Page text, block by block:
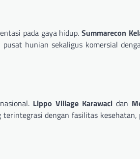
pada gaya hidup. Summarecon
hunian sekaligus komersial
Lippo Village Karawaci dan
dengan fasilitas kesehatan,